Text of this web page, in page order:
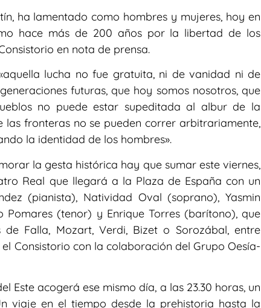
ha lamentado como hombres y mujeres, hoy en
hace más de 200 años por la libertad de los
en nota de prensa.
lucha no fue gratuita, ni de vanidad ni de
futuras, que hoy somos nosotros, que
no puede estar supeditada al albur de la
fronteras no se pueden correr arbitrariamente,
la identidad de los hombres».
la gesta histórica hay que sumar este viernes,
Real que llegará a la Plaza de España con un
(pianista), Natividad Oval (soprano), Yasmin
Pomares (tenor) y Enrique Torres (barítono), que
Falla, Mozart, Verdi, Bizet o Sorozábal, entre
Consistorio con la colaboración del Grupo Oesía-
Este acogerá ese mismo día, a las 23.30 horas, un
viaje en el tiempo desde la prehistoria hasta la